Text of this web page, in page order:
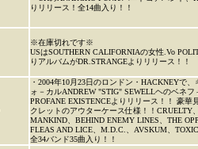
りリリース！全14曲入り！！
※在庫切れです※
USはSOUTHERN CALIFORNIAの女性.Vo
りアルバムがDR.STRANGEよりリリース！！
・2004年10月23日のロンドン・HACKNEYで
ォ－カルANDREW "STIG" SEWELLヘのベネ
PROFANE EXISTENCEよりリリース！！ 豪
クレットのアウターケース仕様！！CRUELTY
MANKIND、BEHIND ENEMY LINES、THE
FLEAS AND LICE、M.D.C.、AVSKUM、
全34バンド35曲入り！！